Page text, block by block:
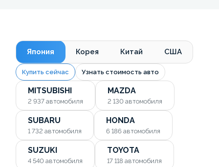
Япония Корея Китай США
Купить сейчас Узнать стоимость авто
MITSUBISHI
2 937 автомобиля
MAZDA
2 130 автомобиля
SUBARU
1 732 автомобиля
HONDA
6 186 автомобиля
SUZUKI
4 540 автомобиля
TOYOTA
17 118 автомобиля